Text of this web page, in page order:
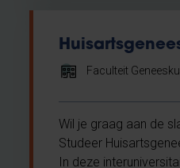
Faculteit
Wil je graag aan de
Studeer
In deze